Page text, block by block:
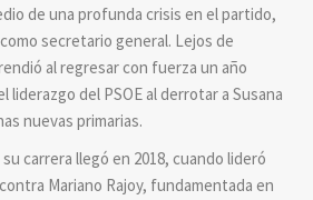
de una profunda crisis en el partido,
secretario general. Lejos de
al regresar con fuerza un año
liderazgo del PSOE al derrotar a Susana
nuevas primarias.
carrera llegó en 2018, cuando lideró
Mariano Rajoy, fundamentada en